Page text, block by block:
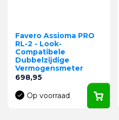
Favero Assioma PRO
RL-2 - Look-
Compatibele
Dubbelzijdige
Vermogensmeter
Prijs
698,95
Op voorraad